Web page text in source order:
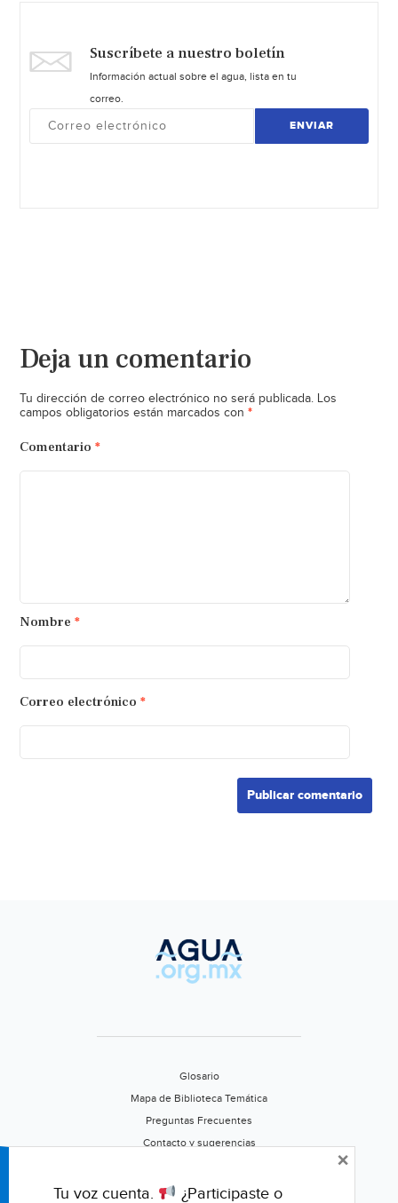
Suscríbete a nuestro boletín
Información actual sobre el agua, lista en tu
correo.
ENVIAR
Deja un comentario
Tu dirección de correo electrónico no será publicada. Los
campos obligatorios están marcados con *
Comentario *
Nombre *
Correo electrónico *
Glosario
Mapa de Biblioteca Temática
Preguntas Frecuentes
Contacto y sugerencias
Califica este portal
Tu voz cuenta. ¿Participaste o
×